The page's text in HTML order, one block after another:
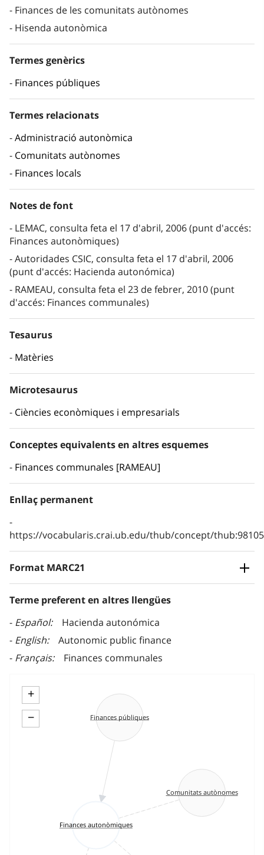
Finances de les comunitats autònomes
Hisenda autonòmica
Termes genèrics
Finances públiques
Termes relacionats
Administració autonòmica
Comunitats autònomes
Finances locals
Notes de font
LEMAC, consulta feta el 17 d'abril, 2006 (punt d'accés:
Finances autonòmiques)
Autoridades CSIC, consulta feta el 17 d'abril, 2006
(punt d'accés: Hacienda autonómica)
RAMEAU, consulta feta el 23 de febrer, 2010 (punt
d'accés: Finances communales)
Tesaurus
Matèries
Microtesaurus
Ciències econòmiques i empresarials
Conceptes equivalents en altres esquemes
Finances communales [RAMEAU]
Enllaç permanent
https://vocabularis.crai.ub.edu/thub/concept/
Format MARC21
Terme preferent en altres llengües
Español
Hacienda autonómica
English
Autonomic public finance
Français
Finances communales
+
−
Comunitats autònomes
Finances públiques
Finances autonòmiques